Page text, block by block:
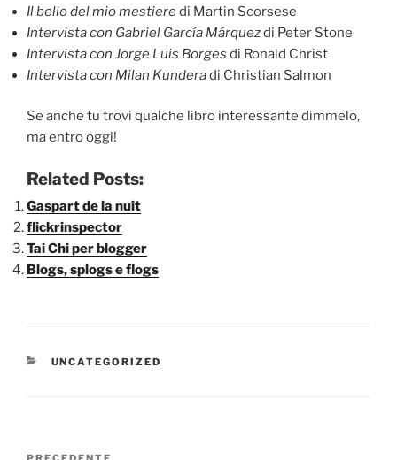
Il bello del mio mestieredi Martin Scorsese
Intervista con Gabriel García Márquezdi Peter Stone
Intervista con Jorge Luis Borges di Ronald Christ
Intervista con Milan Kunderadi Christian Salmon
Se anche tu trovi qualche libro interessante dimmelo,
ma entro oggi!
Related Posts:
Gaspart de la nuit
flickrinspector
Tai Chi per blogger
Blogs, splogs e flogs
CATEGORIE
UNCATEGORIZED
Navigazione